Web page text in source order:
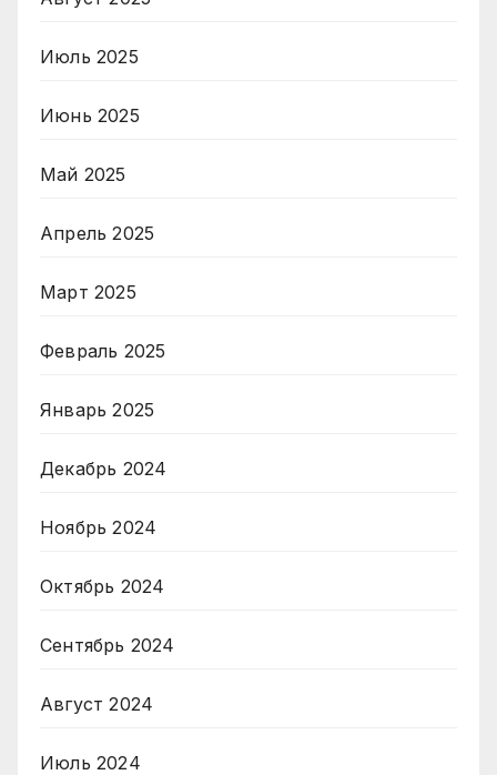
Июль 2025
Июнь 2025
Май 2025
Апрель 2025
Март 2025
Февраль 2025
Январь 2025
Декабрь 2024
Ноябрь 2024
Октябрь 2024
Сентябрь 2024
Август 2024
Июль 2024